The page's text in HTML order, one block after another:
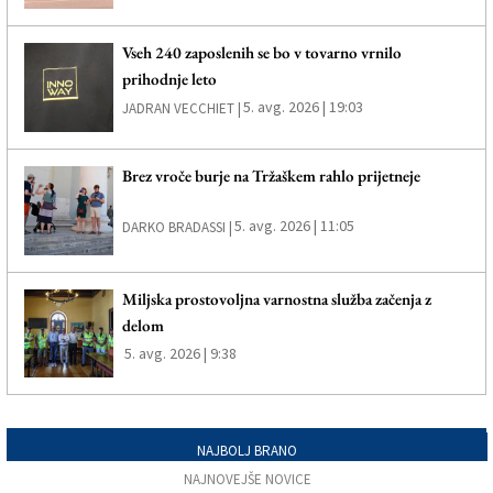
Vseh 240 zaposlenih se bo v tovarno vrnilo
prihodnje leto
JADRAN VECCHIET |5. avg. 2026 | 19:03
Brez vroče burje na Tržaškem rahlo prijetneje
DARKO BRADASSI |5. avg. 2026 | 11:05
Miljska prostovoljna varnostna služba začenja z
delom
5. avg. 2026 | 9:38
NAJBOLJ BRANO
NAJNOVEJŠE NOVICE